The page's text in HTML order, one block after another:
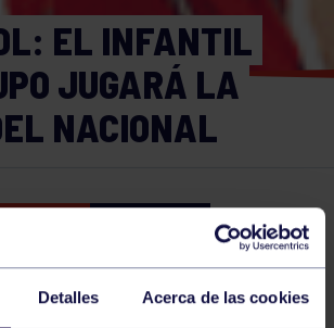
Detalles Acerca de las cookies
EL INFANTIL
JUGARÁ LA
NACIONAL
21 MAY 2016